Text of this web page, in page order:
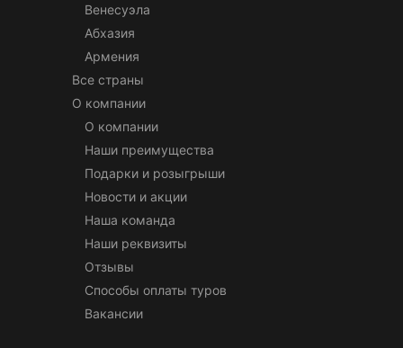
Венесуэла
Абхазия
Армения
Все страны
О компании
О компании
Наши преимущества
Подарки и розыгрыши
Новости и акции
Наша команда
Наши реквизиты
Отзывы
Способы оплаты туров
Вакансии